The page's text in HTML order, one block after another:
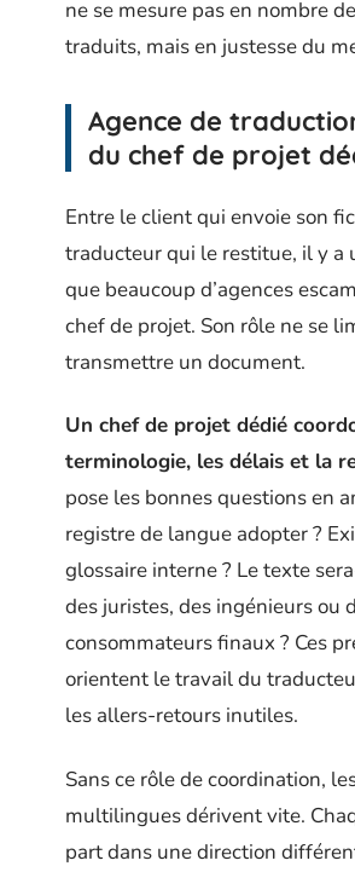
ne se mesure pas en nombre
traduits, mais en justesse du
Agence de
du chef de projet
Entre le client qui envoie son
traducteur qui le restitue, il y a
que beaucoup d’agences
chef de projet. Son rôle ne se
transmettre un document.
Un chef de projet dédié
terminologie, les délais et la
pose les bonnes questions en
registre de langue adopter ?
glossaire interne ? Le texte
des juristes, des ingénieurs ou
consommateurs finaux ? Ces
orientent le travail du
les allers-retours inutiles.
Sans ce rôle de coordination,
multilingues dérivent vite.
part dans une direction